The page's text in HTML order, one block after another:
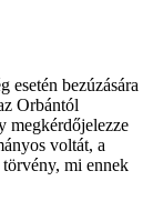
esetén bezúzására
Orbántól
megkérdőjelezze
voltát, a
mi ennek